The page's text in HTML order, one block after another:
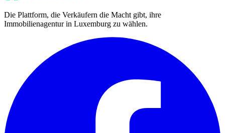
Die Plattform, die Verkäufern die Macht gibt, ihre
Immobilienagentur in Luxemburg zu wählen.